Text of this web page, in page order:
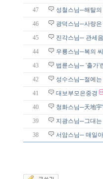
47
성철스님─해탈의
46
광덕스님─사랑은
45
진각스님─ 관세
44
우룡스님─복의
43
법륜스님─ '출가'
42
성수스님─절에
41
대보부모은중경
40
청화스님─天地
39
지광스님─그대
38
서암스님─ 매일